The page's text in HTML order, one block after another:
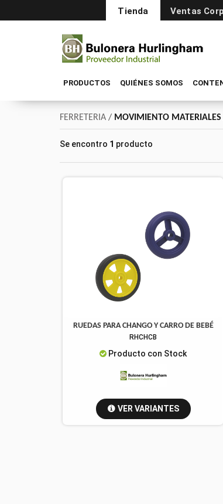
Tienda Ventas
PRODUCTOS QUIÉNES SOMOS
FERRETERIA / MOVIMIENTO MATERIALES
Se encontro 1 producto
RUEDAS PARA CHANGO Y CARRO DE BEBÉ
RHCHCB
Producto con Stock
VER VARIANTES